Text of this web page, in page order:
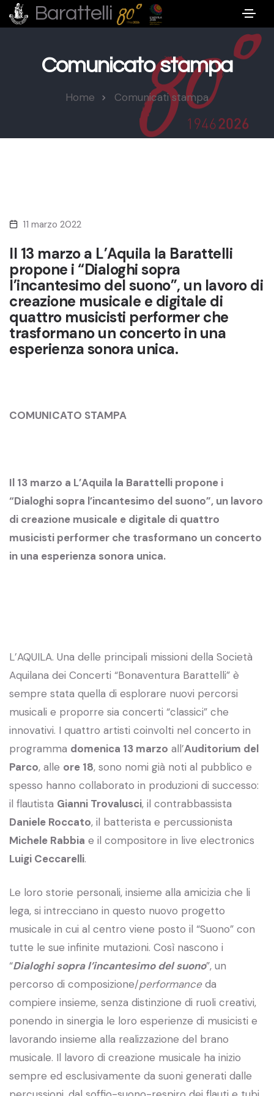
Barattelli
Comunicato stampa
Home Comunicati stampa
11 marzo 2022
Il 13 marzo a L’Aquila la Barattelli
propone i “Dialoghi sopra
l’incantesimo del suono”, un lavoro di
creazione musicale e digitale di
quattro musicisti performer che
trasformano un concerto in una
esperienza sonora unica.
COMUNICATO STAMPA
Il 13 marzo a L’Aquila la Barattelli propone i
“Dialoghi sopra l’incantesimo del suono”, un lavoro
di creazione musicale e digitale di quattro
musicisti performer che trasformano un concerto
in una esperienza sonora unica.
L’AQUILA. Una delle principali missioni della Società
Aquilana dei Concerti “Bonaventura Barattelli” è
sempre stata quella di esplorare nuovi percorsi
musicali e proporre sia concerti “classici” che
innovativi. I quattro artisti coinvolti nel concerto in
programma domenica 13 marzo all’Auditorium del
Parco, alle ore 18, sono nomi già noti al pubblico e
spesso hanno collaborato in produzioni di successo:
il flautista Gianni Trovalusci, il contrabbassista
Daniele Roccato, il batterista e percussionista
Michele Rabbia e il compositore in live electronics
Luigi Ceccarelli.
Le loro storie personali, insieme alla amicizia che li
lega, si intrecciano in questo nuovo progetto
musicale in cui al centro viene posto il “Suono” con
tutte le sue infinite mutazioni. Così nascono i
“Dialoghi sopra l’incantesimo del suono”, un
percorso di composizione/performanceda
compiere insieme, senza distinzione di ruoli creativi,
ponendo in sinergia le loro esperienze di musicisti e
lavorando insieme alla realizzazione del brano
musicale. Il lavoro di creazione musicale ha inizio
sempre ed esclusivamente da suoni generati dalle